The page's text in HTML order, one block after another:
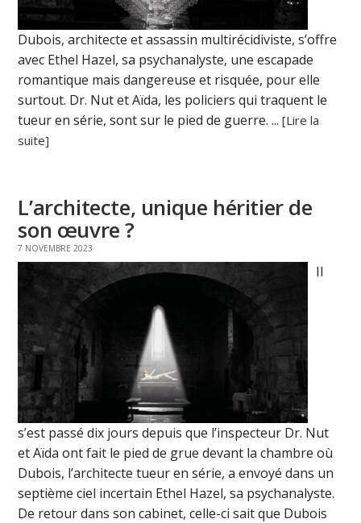
Dubois, architecte et assassin multirécidiviste, s’offre
avec Ethel Hazel, sa psychanalyste, une escapade
romantique mais dangereuse et risquée, pour elle
surtout. Dr. Nut et Aïda, les policiers qui traquent le
tueur en série, sont sur le pied de guerre. ...[Lire la
suite]
L’architecte, unique héritier de
son œuvre ?
7 NOVEMBRE 2023
Il
s’est passé dix jours depuis que l’inspecteur Dr. Nut
et Aïda ont fait le pied de grue devant la chambre où
Dubois, l’architecte tueur en série, a envoyé dans un
septième ciel incertain Ethel Hazel, sa psychanalyste.
De retour dans son cabinet, celle-ci sait que Dubois